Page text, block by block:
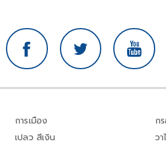
การเมือง
เปลว สีเงิน
ก
ว